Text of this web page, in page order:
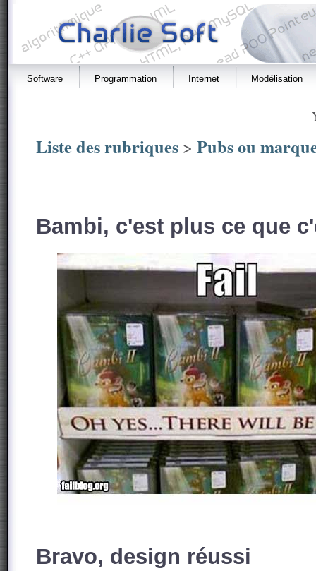
Software Programmation Internet Modélisation
Liste des rubriques > Pubs ou
Bambi, c'est plus ce que
Bravo, design réussi